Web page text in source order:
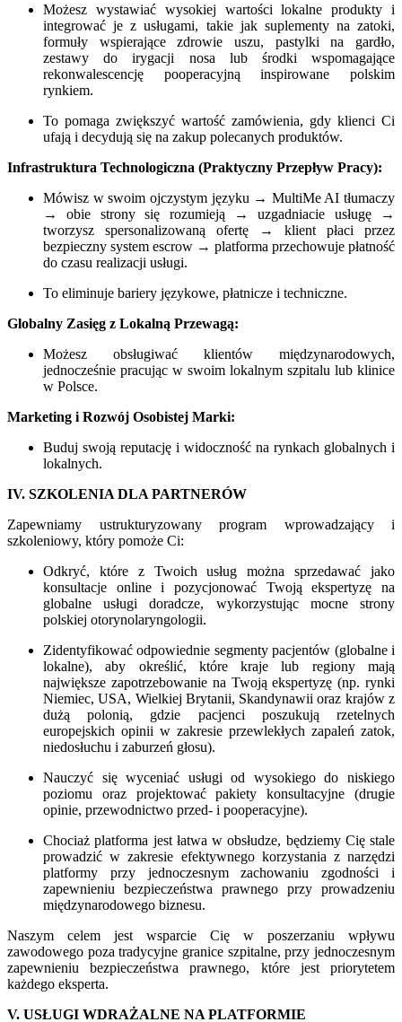
Możesz wystawiać wysokiej wartości lokalne produkty i
integrować je z usługami, takie jak suplementy na zatoki,
formuły wspierające zdrowie uszu, pastylki na gardło,
zestawy do irygacji nosa lub środki wspomagające
rekonwalescencję pooperacyjną inspirowane polskim
rynkiem.
To pomaga zwiększyć wartość zamówienia, gdy klienci Ci
ufają i decydują się na zakup polecanych produktów.
Infrastruktura Technologiczna (Praktyczny Przepływ Pracy):
Mówisz w swoim ojczystym języku → MultiMe AI tłumaczy
→ obie strony się rozumieją → uzgadniacie usługę →
tworzysz spersonalizowaną ofertę → klient płaci przez
bezpieczny system escrow → platforma przechowuje płatność
do czasu realizacji usługi.
To eliminuje bariery językowe, płatnicze i techniczne.
Globalny Zasięg z Lokalną Przewagą:
Możesz obsługiwać klientów międzynarodowych,
jednocześnie pracując w swoim lokalnym szpitalu lub klinice
w Polsce.
Marketing i Rozwój Osobistej Marki:
Buduj swoją reputację i widoczność na rynkach globalnych i
lokalnych.
IV. SZKOLENIA DLA PARTNERÓW
Zapewniamy ustrukturyzowany program wprowadzający i
szkoleniowy, który pomoże Ci:
Odkryć, które z Twoich usług można sprzedawać jako
konsultacje online i pozycjonować Twoją ekspertyzę na
globalne usługi doradcze, wykorzystując mocne strony
polskiej otorynolaryngologii.
Zidentyfikować odpowiednie segmenty pacjentów (globalne i
lokalne), aby określić, które kraje lub regiony mają
największe zapotrzebowanie na Twoją ekspertyzę (np. rynki
Niemiec, USA, Wielkiej Brytanii, Skandynawii oraz krajów z
dużą polonią, gdzie pacjenci poszukują rzetelnych
europejskich opinii w zakresie przewlekłych zapaleń zatok,
niedosłuchu i zaburzeń głosu).
Nauczyć się wyceniać usługi od wysokiego do niskiego
poziomu oraz projektować pakiety konsultacyjne (drugie
opinie, przewodnictwo przed- i pooperacyjne).
Chociaż platforma jest łatwa w obsłudze, będziemy Cię stale
prowadzić w zakresie efektywnego korzystania z narzędzi
platformy przy jednoczesnym zachowaniu zgodności i
zapewnieniu bezpieczeństwa prawnego przy prowadzeniu
międzynarodowego biznesu.
Naszym celem jest wsparcie Cię w poszerzaniu wpływu
zawodowego poza tradycyjne granice szpitalne, przy jednoczesnym
zapewnieniu bezpieczeństwa prawnego, które jest priorytetem
każdego eksperta.
V. USŁUGI WDRAŻALNE NA PLATFORMIE